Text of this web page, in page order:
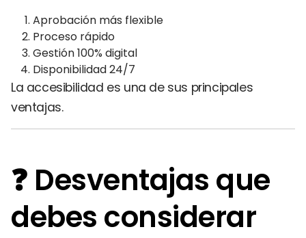
Aprobación más flexible
Proceso rápido
Gestión 100% digital
Disponibilidad 24/7
La accesibilidad es una de sus principales
ventajas.
❓ Desventajas que
debes considerar